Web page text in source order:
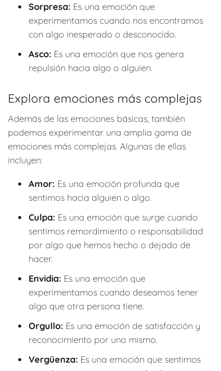
Sorpresa: Es una emoción que
experimentamos cuando nos encontramos
con algo inesperado o desconocido.
Asco: Es una emoción que nos genera
repulsión hacia algo o alguien.
Explora emociones más complejas
Además de las emociones básicas, también
podemos experimentar una amplia gama de
emociones más complejas. Algunas de ellas
incluyen:
Amor: Es una emoción profunda que
sentimos hacia alguien o algo.
Culpa: Es una emoción que surge cuando
sentimos remordimiento o responsabilidad
por algo que hemos hecho o dejado de
hacer.
Envidia: Es una emoción que
experimentamos cuando deseamos tener
algo que otra persona tiene.
Orgullo: Es una emoción de satisfacción y
reconocimiento por uno mismo.
Vergüenza: Es una emoción que sentimos